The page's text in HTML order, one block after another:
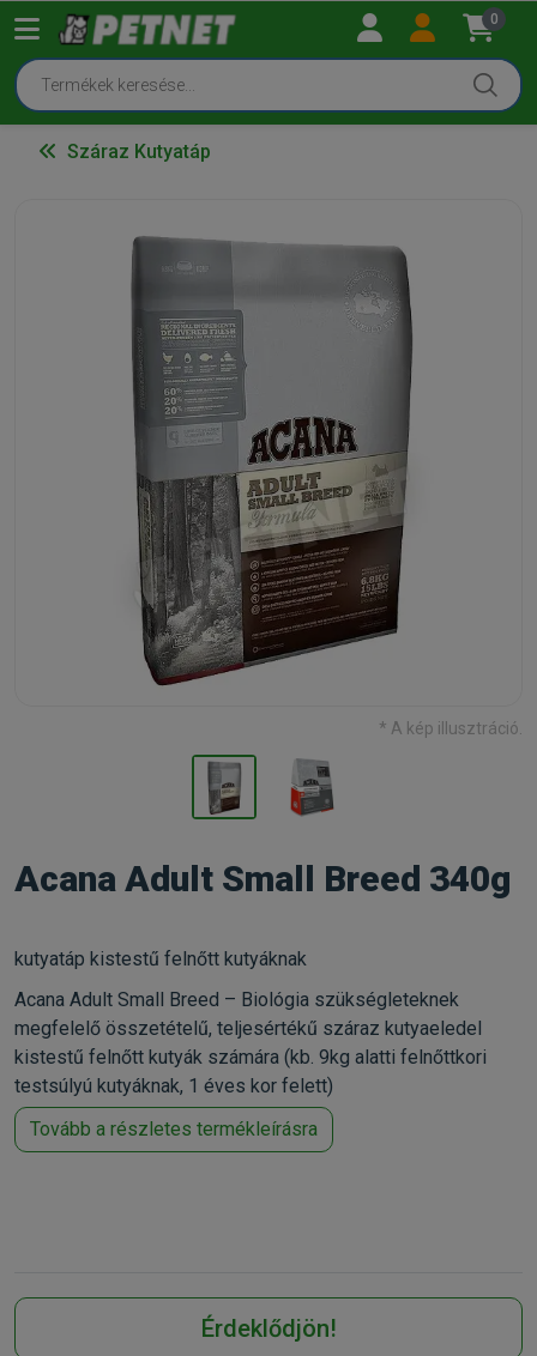
0
Száraz Kutyatáp
* A kép illusztráció.
Acana Adult Small Breed 340g
kutyatáp kistestű felnőtt kutyáknak
Acana Adult Small Breed – Biológia szükségleteknek
megfelelő összetételű, teljesértékű száraz kutyaeledel
kistestű felnőtt kutyák számára (kb. 9kg alatti felnőttkori
testsúlyú kutyáknak, 1 éves kor felett)
Tovább a részletes termékleírásra
Érdeklődjön!